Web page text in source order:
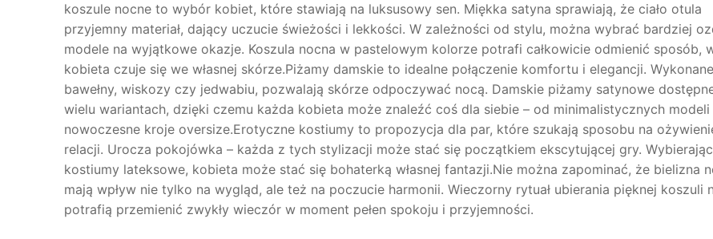
koszule nocne to wybór kobiet, które stawiają na luksusowy sen. Miękka satyna sprawiają, że ciało otula
przyjemny materiał, dający uczucie świeżości i lekkości. W zależności od stylu, można wybrać bardziej
modele na wyjątkowe okazje. Koszula nocna w pastelowym kolorze potrafi całkowicie odmienić sposób,
kobieta czuje się we własnej skórze.Piżamy damskie to idealne połączenie komfortu i elegancji.
bawełny, wiskozy czy jedwabiu, pozwalają skórze odpoczywać nocą. Damskie piżamy satynowe
wielu wariantach, dzięki czemu każda kobieta może znaleźć coś dla siebie – od minimalistycznych modeli
nowoczesne kroje oversize.Erotyczne kostiumy to propozycja dla par, które szukają sposobu na
relacji. Urocza pokojówka – każda z tych stylizacji może stać się początkiem ekscytującej gry. Wybierając
kostiumy lateksowe, kobieta może stać się bohaterką własnej fantazji.Nie można zapominać, że bielizna
mają wpływ nie tylko na wygląd, ale też na poczucie harmonii. Wieczorny rytuał ubierania pięknej koszuli
potrafią przemienić zwykły wieczór w moment pełen spokoju i przyjemności.